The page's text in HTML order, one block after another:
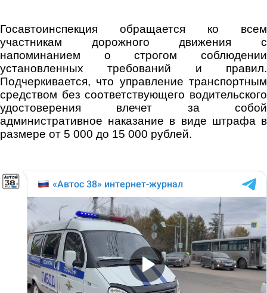
Госавтоинспекция обращается ко всем
участникам дорожного движения с
напоминанием о строгом соблюдении
установленных требований и правил.
Подчеркивается, что управление транспортным
средством без соответствующего водительского
удостоверения влечет за собой
административное наказание в виде штрафа в
размере от 5 000 до 15 000 рублей.